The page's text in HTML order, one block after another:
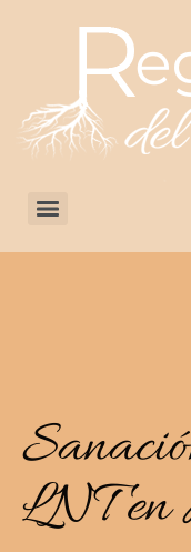
LNT